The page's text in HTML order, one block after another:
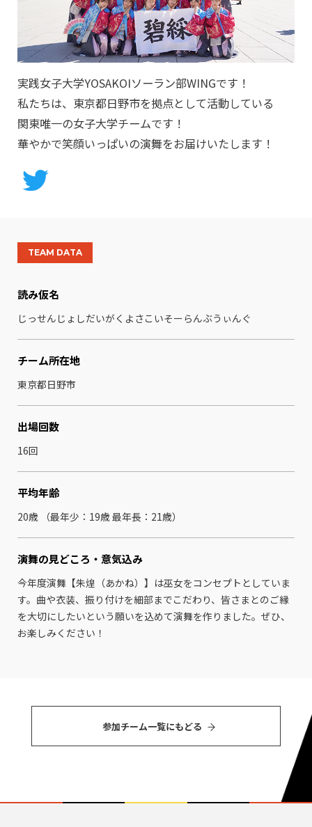
実践女子大学YOSAKOIソーラン部WINGです！
私たちは、東京都日野市を拠点として活動している
関東唯一の女子大学チームです！
華やかで笑顔いっぱいの演舞をお届けいたします！
TEAM DATA
読み仮名
じっせんじょしだいがくよさこいそーらんぶうぃんぐ
チーム所在地
東京都日野市
出場回数
16回
平均年齢
20歳 （最年少：19歳 最年⻑：21歳）
演舞の見どころ・ 意気込み
今年度演舞【朱煌（あかね）】は巫女をコンセプトとしていま
す。曲や衣装、振り付けを細部までこだわり、皆さまとのご縁
を大切にしたいという願いを込めて演舞を作りました。ぜひ、
お楽しみください！
参加チーム⼀覧にもどる